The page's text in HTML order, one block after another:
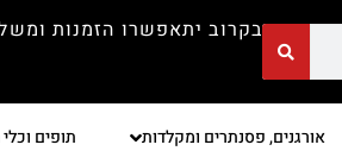
בקרוב יתאפשרו הזמנות
אורגנים, פסנתרים ומקלדות תופים